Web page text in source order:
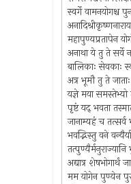
स्वर्गे वामनयोगश्च
महापुण्यप्रतापेन
अनाथा ये तु ते सर्वे
बालिकाः सेवकाः
अत्र भूमौ तु ते
यज्ञे मया समस्तेभ्यो
पृष्टं यद् भवता
जानाम्यहं च तत्सर्व
भवद्भिस्तु वने
अद्यात्र शेषभोगार्थं
मम योगेन पुण्येन